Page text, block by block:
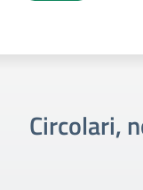
Circolari,